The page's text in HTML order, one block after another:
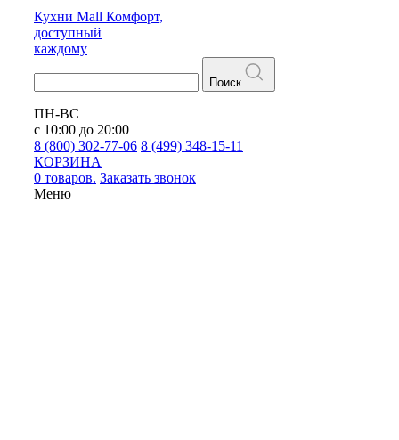
Кухни Mall Комфорт,
доступный
каждому
Поиск
ПН-ВС
с 10:00 до 20:00
8 (800) 302-77-06 8 (499) 348-15-11
КОРЗИНА
0 товаров. Заказать звонок
Меню